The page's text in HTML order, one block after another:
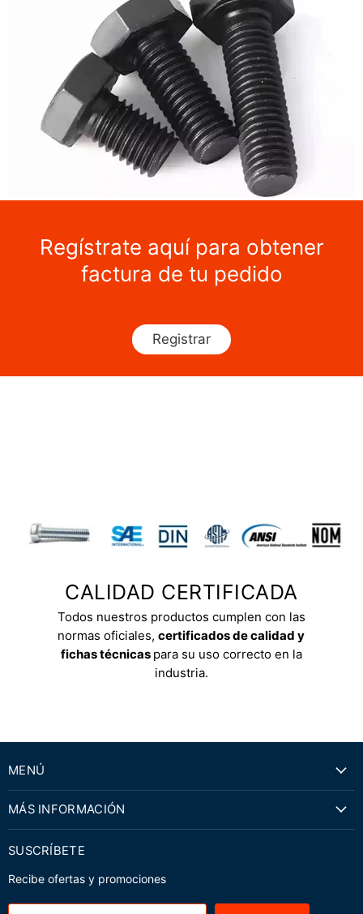
Regístrate aquí para obtener
factura de tu pedido
Registrar
CALIDAD CERTIFICADA
Todos nuestros productos cumplen con las
normas oficiales,certificados de calidad y
fichas técnicas para su uso correcto en la
industria.
MENÚ
MÁS INFORMACIÓN
SUSCRÍBETE
Recibe ofertas y promociones